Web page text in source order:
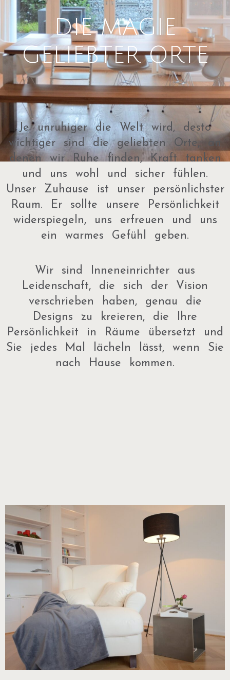
DIE MAGIE
GELIEBTER ORTE
Je unruhiger die Welt wird, desto
wichtiger sind die geliebten Orte, an
denen wir Ruhe finden, Kraft tanken
und uns wohl und sicher fühlen.
Unser Zuhause ist unser persönlichster
Raum. Er sollte unsere Persönlichkeit
widerspiegeln, uns erfreuen und uns
ein warmes Gefühl geben.
Wir sind Inneneinrichter aus
Leidenschaft, die sich der Vision
verschrieben haben, genau die
Designs zu kreieren, die Ihre
Persönlichkeit in Räume übersetzt und
Sie jedes Mal lächeln lässt, wenn Sie
nach Hause kommen.